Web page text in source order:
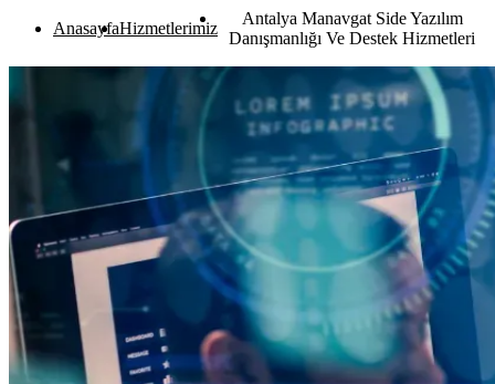
AnasayfaHizmetlerimiz
Antalya Manavgat Side Yazılım
Danışmanlığı Ve Destek Hizmetleri